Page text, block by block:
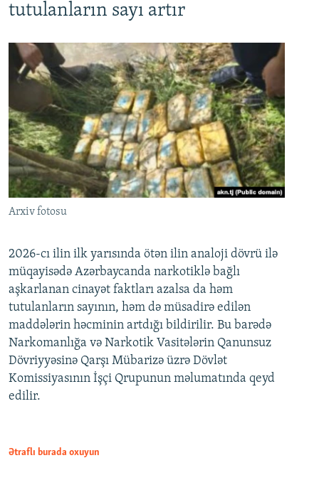
tutulanların sayı artır
Arxiv fotosu
2026-cı ilin ilk yarısında ötən ilin analoji dövrü ilə
müqayisədə Azərbaycanda narkotiklə bağlı
aşkarlanan cinayət faktları azalsa da həm
tutulanların sayının, həm də müsadirə edilən
maddələrin həcminin artdığı bildirilir. Bu barədə
Narkomanlığa və Narkotik Vasitələrin Qanunsuz
Dövriyyəsinə Qarşı Mübarizə üzrə Dövlət
Komissiyasının İşçi Qrupunun məlumatında qeyd
edilir.
Ətraflı burada oxuyun